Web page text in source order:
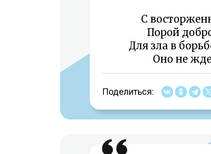
С
Порой
Для зла в
Оно не
Поделиться: